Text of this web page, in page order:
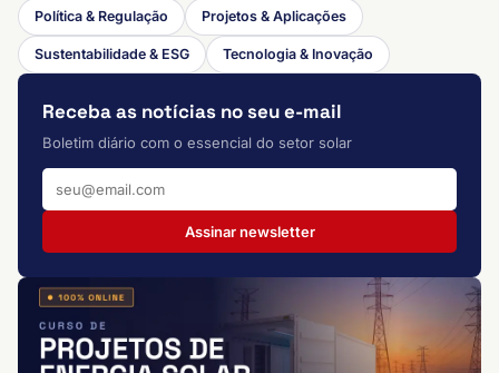
Política & Regulação Projetos & Aplicações
Sustentabilidade & ESG Tecnologia & Inovação
Receba as notícias no seu e-mail
Boletim diário com o essencial do setor solar
Assinar newsletter